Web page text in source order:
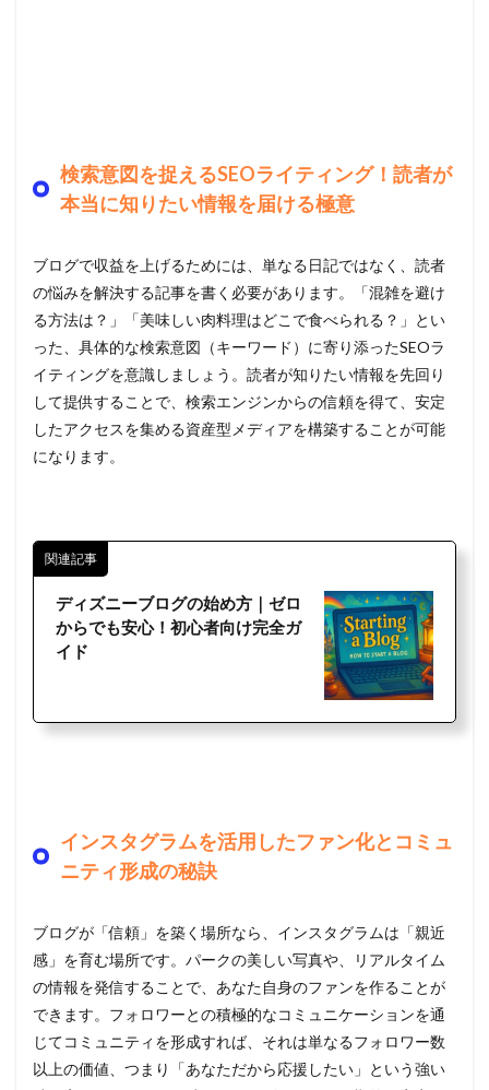
検索意図を捉えるSEOライティング！読者が
本当に知りたい情報を届ける極意
ブログで収益を上げるためには、単なる日記ではなく、読者
の悩みを解決する記事を書く必要があります。「混雑を避け
る方法は？」「美味しい肉料理はどこで食べられる？」とい
った、具体的な検索意図（キーワード）に寄り添ったSEOラ
イティングを意識しましょう。読者が知りたい情報を先回り
して提供することで、検索エンジンからの信頼を得て、安定
したアクセスを集める資産型メディアを構築することが可能
になります。
関連記事
ディズニーブログの始め方｜ゼロ
からでも安心！初心者向け完全ガ
イド
インスタグラムを活用したファン化とコミュ
ニティ形成の秘訣
ブログが「信頼」を築く場所なら、インスタグラムは「親近
感」を育む場所です。パークの美しい写真や、リアルタイム
の情報を発信することで、あなた自身のファンを作ることが
できます。フォロワーとの積極的なコミュニケーションを通
じてコミュニティを形成すれば、それは単なるフォロワー数
以上の価値、つまり「あなただから応援したい」という強い